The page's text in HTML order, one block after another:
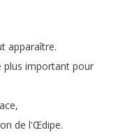
apparaître.
plus important pour
,
de l'Œdipe.